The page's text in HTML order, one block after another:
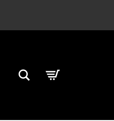
Suchen